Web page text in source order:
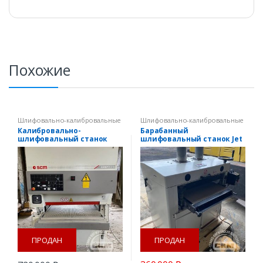
Похожие
Шлифовально-калибровальные
станки
Калибровально-
шлифовальный станок
SANDYA 3S RCS 95
ПРОДАН
Шлифовально-калибровальные
станки, Шлифовальные станки
Барабанный
шлифовальный станок Jet
DDS 225 б/у
ПРОДАН